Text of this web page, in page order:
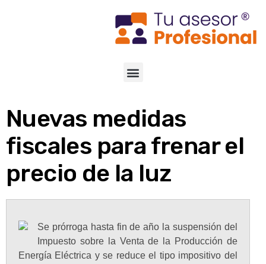
Nuevas medidas
fiscales para frenar el
precio de la luz
Se prórroga hasta fin de año la suspensión del
Impuesto sobre la Venta de la Producción de
Energía Eléctrica y se reduce el tipo impositivo del